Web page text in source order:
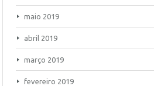
maio 2019
abril 2019
março 2019
fevereiro 2019